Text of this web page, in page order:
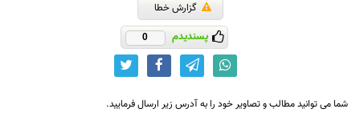
گزارش خطا
پسندیدم 0
شما می توانید مطالب و تصاویر خود را به آدرس زیر ارسال فرمایید.